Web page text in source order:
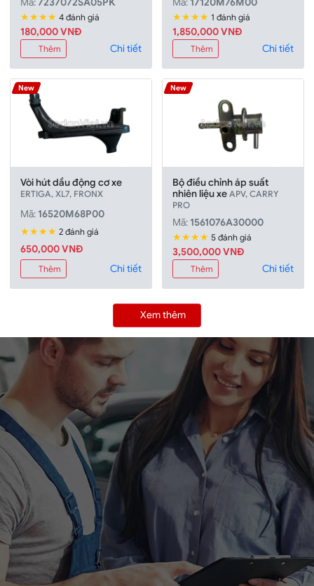
★★★★ 4 đánh giá
180,000 VNÐ
Thêm Chi tiết
★★★★ 1 đánh giá
1,850,000 VNÐ
Thêm Chi tiết
New
Vòi hút dầu động cơ xe
ERTIGA, XL7, FRONX
Mã: 16520M68P00
★★★★ 2 đánh giá
650,000 VNÐ
Thêm Chi tiết
New
Bộ điều chỉnh áp suất
nhiên liệu xeAPV, CARRY
PRO
Mã: 1561076A30000
★★★★ 5 đánh giá
3,500,000 VNÐ
Thêm Chi tiết
Xem thêm